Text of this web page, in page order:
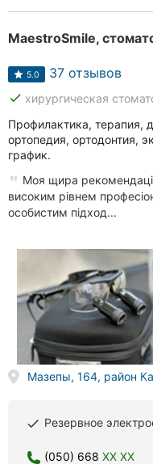
MaestroSmile,
5.0 37 отзывов
done хирургическая
Профилактика, терапия,
ортопедия, ортодонтия,
график.
Моя щира
високим рівнем
особистим підход...
Мазепы, 164, район
done Резервное
(050) 668 XX XX